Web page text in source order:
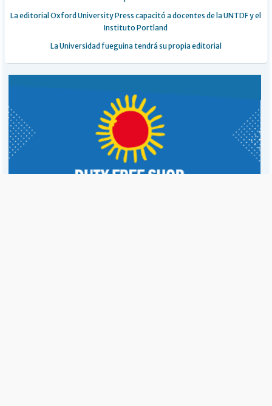
La editorial Oxford University Press capacitó a docentes de la UNTDF y el
Instituto Portland
La Universidad fueguina tendrá su propia editorial